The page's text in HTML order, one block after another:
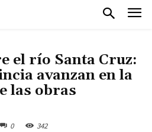
el río Santa Cruz:
avanzan en la
las obras
0 342